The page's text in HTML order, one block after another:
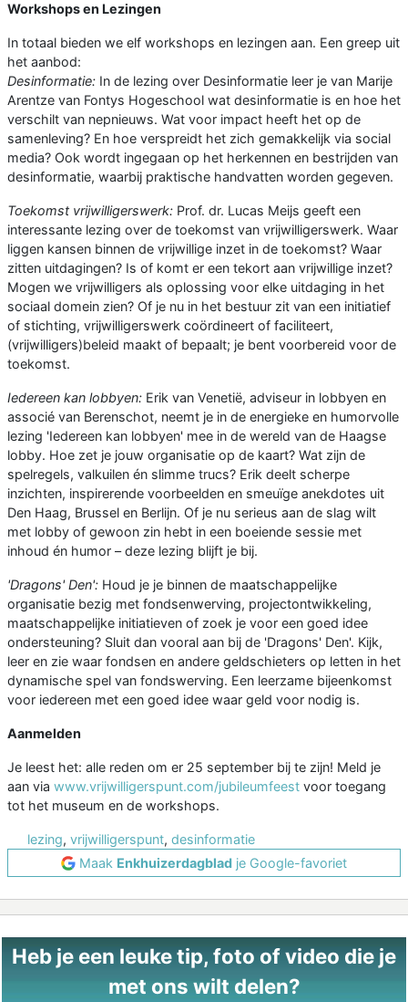
Workshops en Lezingen
In totaal bieden we elf workshops en lezingen aan. Een greep uit
het aanbod:
Desinformatie: In de lezing over Desinformatie leer je van Marije
Arentze van Fontys Hogeschool wat desinformatie is en hoe het
verschilt van nepnieuws. Wat voor impact heeft het op de
samenleving? En hoe verspreidt het zich gemakkelijk via social
media? Ook wordt ingegaan op het herkennen en bestrijden van
desinformatie, waarbij praktische handvatten worden gegeven.
Toekomst vrijwilligerswerk: Prof. dr. Lucas Meijs geeft een
interessante lezing over de toekomst van vrijwilligerswerk. Waar
liggen kansen binnen de vrijwillige inzet in de toekomst? Waar
zitten uitdagingen? Is of komt er een tekort aan vrijwillige inzet?
Mogen we vrijwilligers als oplossing voor elke uitdaging in het
sociaal domein zien? Of je nu in het bestuur zit van een initiatief
of stichting, vrijwilligerswerk coördineert of faciliteert,
(vrijwilligers)beleid maakt of bepaalt; je bent voorbereid voor de
toekomst.
Iedereen kan lobbyen: Erik van Venetië, adviseur in lobbyen en
associé van Berenschot, neemt je in de energieke en humorvolle
lezing 'Iedereen kan lobbyen' mee in de wereld van de Haagse
lobby. Hoe zet je jouw organisatie op de kaart? Wat zijn de
spelregels, valkuilen én slimme trucs? Erik deelt scherpe
inzichten, inspirerende voorbeelden en smeuïge anekdotes uit
Den Haag, Brussel en Berlijn. Of je nu serieus aan de slag wilt
met lobby of gewoon zin hebt in een boeiende sessie met
inhoud én humor – deze lezing blijft je bij.
'Dragons' Den': Houd je je binnen de maatschappelijke
organisatie bezig met fondsenwerving, projectontwikkeling,
maatschappelijke initiatieven of zoek je voor een goed idee
ondersteuning? Sluit dan vooral aan bij de 'Dragons' Den'. Kijk,
leer en zie waar fondsen en andere geldschieters op letten in het
dynamische spel van fondswerving. Een leerzame bijeenkomst
voor iedereen met een goed idee waar geld voor nodig is.
Aanmelden
Je leest het: alle reden om er 25 september bij te zijn! Meld je
aan via www.vrijwilligerspunt.com/jubileumfeest voor toegang
tot het museum en de workshops.
lezing, vrijwilligerspunt, desinformatie
Maak Enkhuizerdagblad je Google-favoriet
Heb je een leuke tip, foto of video die je
met ons wilt delen?